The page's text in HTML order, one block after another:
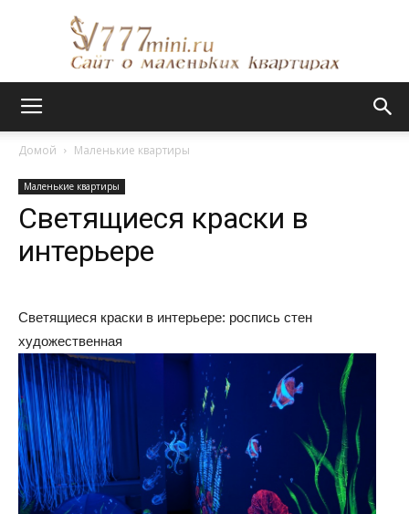
квартирах
и
Домой Маленькие квартиры
Маленькие квартиры
Светящиеся краски в
интерьере
Светящиеся краски в интерьере: роспись стен
художественная